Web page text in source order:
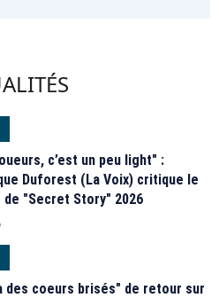
c’est un peu light" :
Duforest (La Voix) critique le
de "Secret Story" 2026
des coeurs brisés" de retour sur